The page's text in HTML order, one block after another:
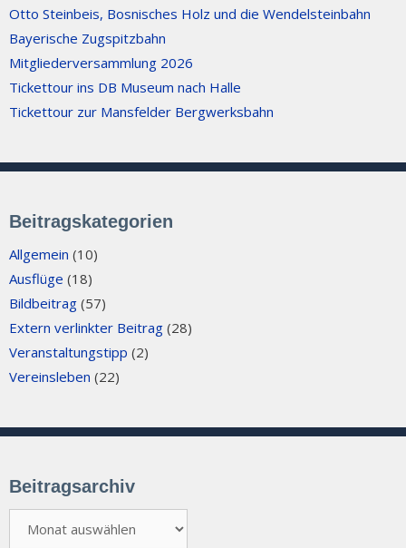
Otto Steinbeis, Bosnisches Holz und die Wendelsteinbahn
Bayerische Zugspitzbahn
Mitgliederversammlung 2026
Tickettour ins DB Museum nach Halle
Tickettour zur Mansfelder Bergwerksbahn
Beitragskategorien
Allgemein (10)
Ausflüge (18)
Bildbeitrag (57)
Extern verlinkter Beitrag (28)
Veranstaltungstipp (2)
Vereinsleben (22)
Beitragsarchiv